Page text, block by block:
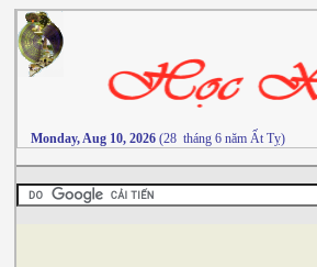
Monday, Aug 10, 2026 (28 tháng 6 năm Ất Tỵ)